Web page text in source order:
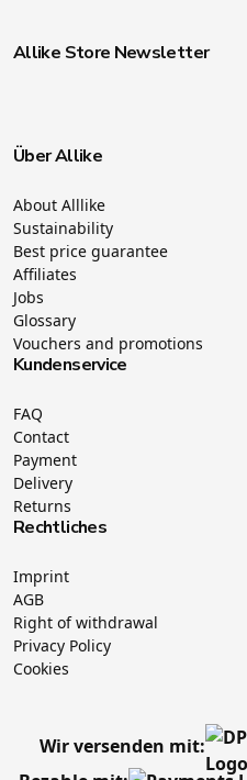
Allike Store Newsletter
Über Allike
About Alllike
Sustainability
Best price guarantee
Affiliates
Jobs
Glossary
Vouchers and promotions
Kundenservice
FAQ
Contact
Payment
Delivery
Returns
Rechtliches
Imprint
AGB
Right of withdrawal
Privacy Policy
Cookies
Wir versenden mit: